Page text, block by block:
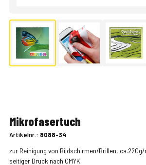
Mikrofasertuch
Artikelnr.: 8088-34
zur Reinigung von Bildschirmen/Brillen,
seitiger Druck nach CMYK